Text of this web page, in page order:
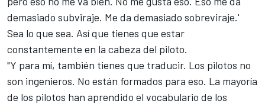
demasiado subviraje. Me da demasiado sobreviraje.'
Sea lo que sea. Así que tienes que estar
constantemente en la cabeza del piloto.
"Y para mí, también tienes que traducir. Los pilotos no
son ingenieros. No están formados para eso. La mayoría
de los pilotos han aprendido el vocabulario de los